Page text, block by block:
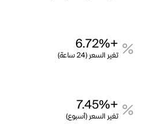
+6.72%
تغير السعر (24 ساعة)
+7.45%
تغير السعر (أسبوع)